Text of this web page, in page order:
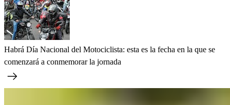
Habrá Día Nacional del Motociclista: esta es la fecha en la que se
comenzará a conmemorar la jornada